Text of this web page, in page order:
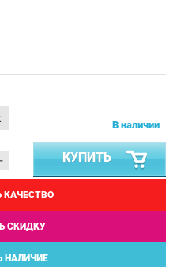
В наличии
КУПИТЬ
КАЧЕСТВО
СКИДКУ
НАЛИЧИЕ